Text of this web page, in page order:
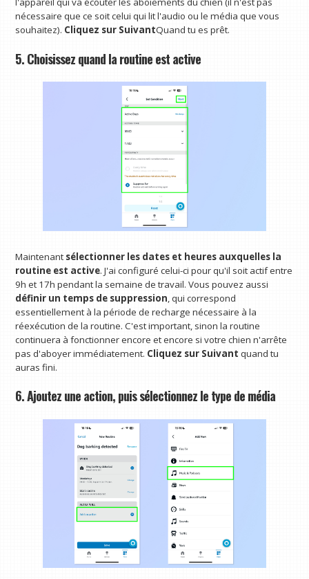
nécessaire que ce soit celui qui lit l'audio ou le média que vous
souhaitez). Cliquez sur SuivantQuand tu es prêt.
5. Choisissez quand la routine est active
Maintenant sélectionner les dates et heures auxquelles la
routine est active. J'ai configuré celui-ci pour qu'il soit actif entre
9h et 17h pendant la semaine de travail. Vous pouvez aussi
définir un temps de suppression , qui correspond
essentiellement à la période de recharge nécessaire à la
réexécution de la routine. C'est important, sinon la routine
continuera à fonctionner encore et encore si votre chien n'arrête
pas d'aboyer immédiatement. Cliquez sur Suivant quand tu
auras fini.
6. Ajoutez une action, puis sélectionnez le type de média